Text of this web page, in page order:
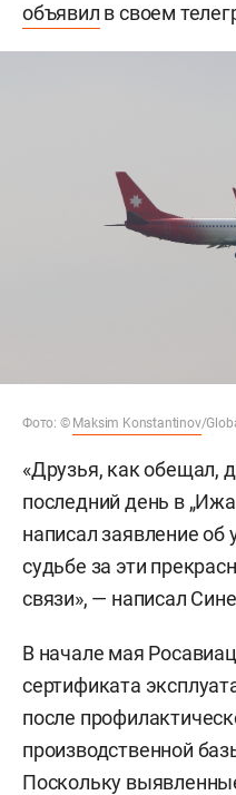
объявил в своем
Фото: © Maksim Konstantinov/
«Друзья, как обещал,
последний день в
написал заявление об
судьбе за эти
связи», — написал
В начале мая
сертификата
после
производственной
Поскольку